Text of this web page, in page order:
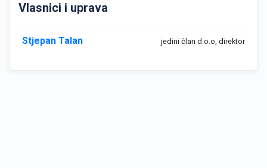
Vlasnici i uprava
Stjepan Talan jedini član d.o.o, direktor